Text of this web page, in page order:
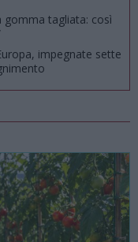
gomma tagliata: così
impegnate sette